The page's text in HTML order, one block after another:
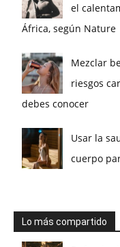
el
África, según Nature
Mezclar
riesgos
debes conocer
Usar la
cuerpo
Lo más compartido